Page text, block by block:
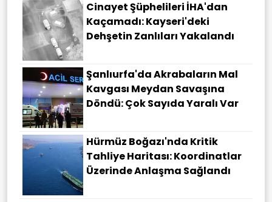
Cinayet Şüphelileri İHA'dan
Kaçamadı: Kayseri'deki
Dehşetin Zanlıları Yakalandı
Şanlıurfa'da Akrabaların Mal
Kavgası Meydan Savaşına
Döndü: Çok Sayıda Yaralı Var
Hürmüz Boğazı'nda Kritik
Tahliye Haritası: Koordinatlar
Üzerinde Anlaşma Sağlandı